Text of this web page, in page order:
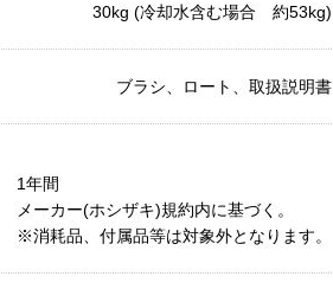
30kg (冷却水含む場合 約53kg)
ブラシ、ロート、取扱説明書
1年間
メーカー(ホシザキ)規約内に基づく。
※消耗品、付属品等は対象外となります。